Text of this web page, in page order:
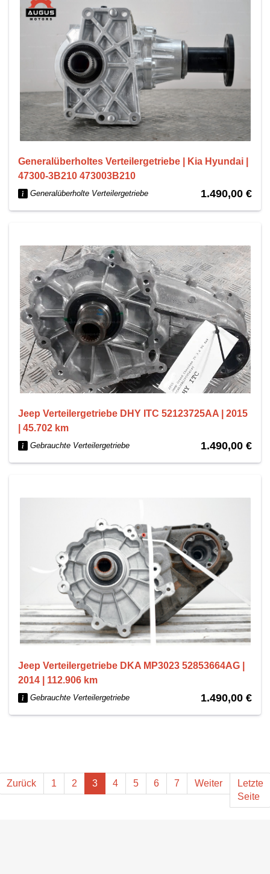
Generalüberholtes Verteilergetriebe | Kia Hyundai |
47300-3B210 473003B210
Generalüberholte Verteilergetriebe 1.490,00 €
Jeep Verteilergetriebe DHY ITC 52123725AA | 2015
| 45.702 km
Gebrauchte Verteilergetriebe 1.490,00 €
Jeep Verteilergetriebe DKA MP3023 52853664AG |
2014 | 112.906 km
Gebrauchte Verteilergetriebe 1.490,00 €
Zurück 1 2 3 4 5 6 7 Weiter
Letzte
Seite